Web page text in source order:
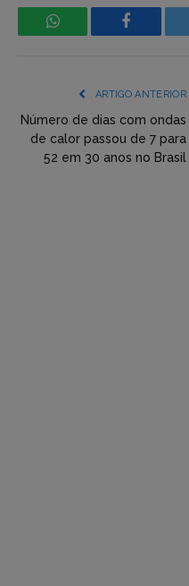
WhatsApp Facebook
ARTIGO ANTERIOR
Número de dias com ondas
de calor passou de 7 para
52 em 30 anos no Brasil